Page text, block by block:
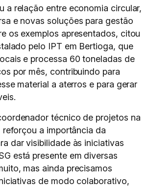
a relação entre economia circular,
e novas soluções para gestão
os exemplos apresentados, citou
pelo IPT em Bertioga, que
e processa 60 toneladas de
por mês, contribuindo para
material a aterros e para gerar
técnico de projetos na
reforçou a importância da
dar visibilidade às iniciativas
está presente em diversas
mas ainda precisamos
de modo colaborativo,